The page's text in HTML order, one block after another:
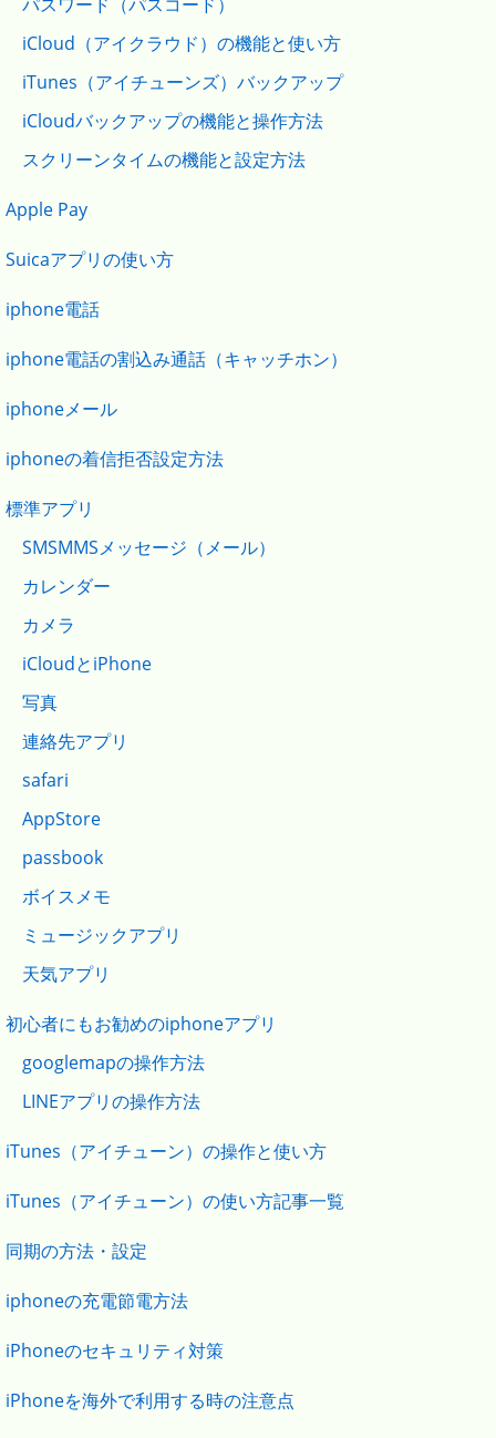
iCloud（アイクラウド）の機能と使い方
iTunes（アイチューンズ）バックアップ
iCloudバックアップの機能と操作方法
スクリーンタイムの機能と設定方法
Apple Pay
Suicaアプリの使い方
iphone電話
iphone電話の割込み通話（キャッチホン）
iphoneメール
iphoneの着信拒否設定方法
標準アプリ
SMSMMSメッセージ（メール）
カレンダー
カメラ
iCloudとiPhone
写真
連絡先アプリ
safari
AppStore
passbook
ボイスメモ
ミュージックアプリ
天気アプリ
初心者にもお勧めのiphoneアプリ
googlemapの操作方法
LINEアプリの操作方法
iTunes（アイチューン）の操作と使い方
iTunes（アイチューン）の使い方記事一覧
同期の方法・設定
iphoneの充電節電方法
iPhoneのセキュリティ対策
iPhoneを海外で利用する時の注意点